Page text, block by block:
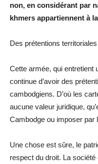
non, en considérant par
khmers appartiennent à
Des prétentions
Cette armée, qui entretient
continue d’avoir des
cambodgiens. D’où les
aucune valeur juridique,
Cambodge ou imposer par
Une chose est sûre, le
respect du droit. La